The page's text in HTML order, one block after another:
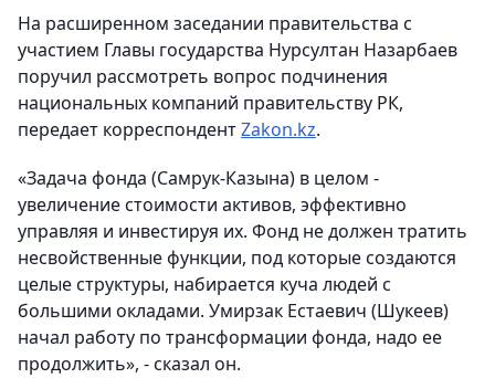
На расширенном заседании правительства с
участием Главы государства Нурсултан Назарбаев
поручил рассмотреть вопрос подчинения
национальных компаний правительству РК,
передает корреспондентZakon.kz.
«Задача фонда (Самрук-Казына) в целом -
увеличение стоимости активов, эффективно
управляя и инвестируя их. Фонд не должен тратить
несвойственные функции, под которые создаются
целые структуры, набирается куча людей с
большими окладами. Умирзак Естаевич (Шукеев)
начал работу по трансформации фонда, надо ее
продолжить», - сказал он.